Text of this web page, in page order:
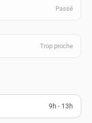
Passé
Trop proche
9h - 13h